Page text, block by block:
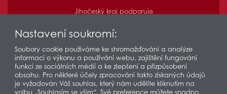
Jihočeský kraj podporuje
© 2026 Městská knihovna v Českém Krumlově
Prohlášení o přístupnosti
Ochrana osobních údajů
Partneři Odkazy Mapa stránek
Nastavení soukromí:
Soubory cookie používáme ke shromažďování a analýze
informací o výkonu a používání webu, zajištění fungování
funkcí ze sociálních médií a ke zlepšení a přizpůsobení
obsahu. Pro některé účely zpracování takto získaných údajů
je vyžadován Váš souhlas, který nám udělíte kliknutím na
volbu „Souhlasím se vším“. Své preference můžete snadno